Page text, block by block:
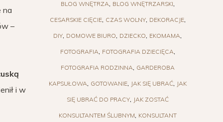
na
–
i w
BLOG WNĘTRZA BLOG WNĘTRZARSKI
CESARSKIE CIĘCIE CZAS WOLNY DEKORACJE
DIY DOMOWE BIURO DZIECKO EKOMAMA
FOTOGRAFIA FOTOGRAFIA DZIECIĘCA
FOTOGRAFIA RODZINNA GARDEROBA
KAPSUŁOWA GOTOWANIE JAK SIĘ UBRAĆ JAK
SIĘ UBRAĆ DO PRACY JAK ZOSTAĆ
KONSULTANTEM ŚLUBNYM KONSULTANT